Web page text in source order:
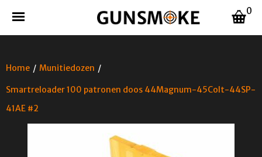
0
Home / Munitiedozen /
Smartreloader 100 patronen doos 44Magnum-45Colt-44SP-
41AE #2